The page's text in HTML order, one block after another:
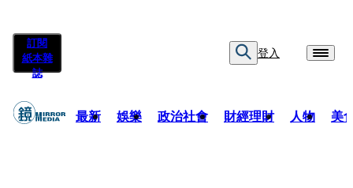
訂閱
紙本雜
誌
登入
最新 娛樂 政治社會 財經理財 人物 美